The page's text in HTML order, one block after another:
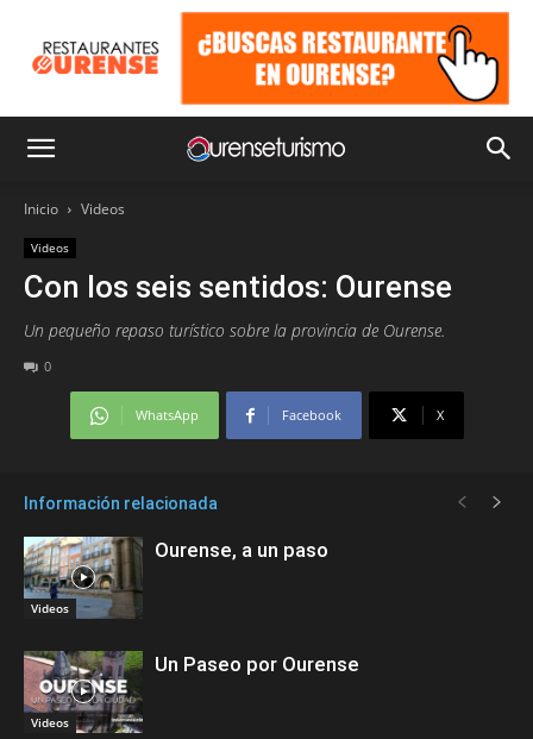
Inicio Videos
Videos
Con los seis sentidos: Ourense
Un pequeño repaso turístico sobre la provincia de Ourense.
0
WhatsApp Facebook X
Información relacionada
Videos
Ourense, a un paso
Videos
Un Paseo por Ourense